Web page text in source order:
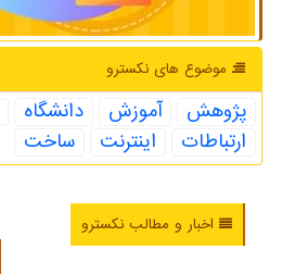
موضوع های نكسترو
پژوهش آموزش دانشگاه
ارتباطات
اینترنت ساخت
اخبار و مطالب نکسترو